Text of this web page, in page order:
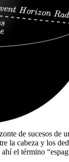
de sucesos de
la cabeza y los
el término